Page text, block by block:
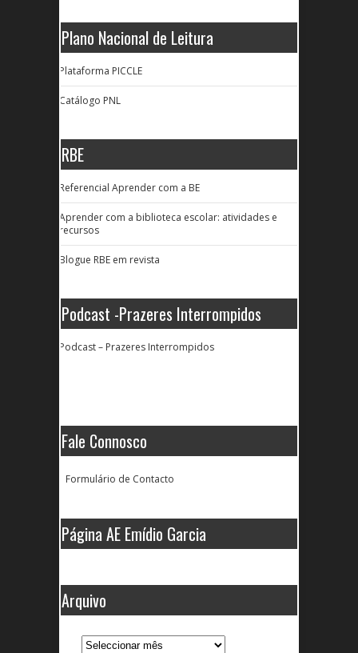
Plano Nacional de Leitura
Plataforma PICCLE
Catálogo PNL
RBE
Referencial Aprender com a BE
Aprender com a biblioteca escolar: atividades e
recursos
Blogue RBE em revista
Podcast -Prazeres Interrompidos
Podcast – Prazeres Interrompidos
Fale Connosco
Formulário de Contacto
Página AE Emídio Garcia
Arquivo
Arquivo